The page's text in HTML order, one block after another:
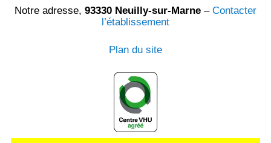
Notre adresse, 93330 Neuilly-sur-Marne – Contacter
l’établissement
Plan du site